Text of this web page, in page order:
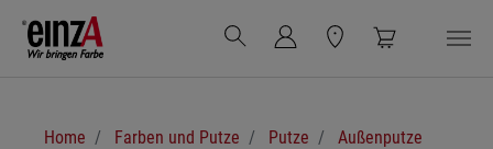
Zum Hauptinhalt springen
Home Farben und Putze Putze Außenputze